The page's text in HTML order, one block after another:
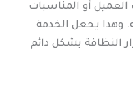
أو المناسبات
وهذا يجعل الخدمة
النظافة بشكل دائم